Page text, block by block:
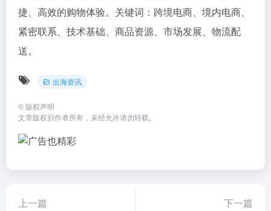
捷、高效的购物体验。关键词：跨境电商、境内电商、
紧密联系、技术基础、商品资源、市场发展、物流配
送。
出海资讯
© 版权声明
文章版权归作者所有，未经允许请勿转载。
上一篇 下一篇